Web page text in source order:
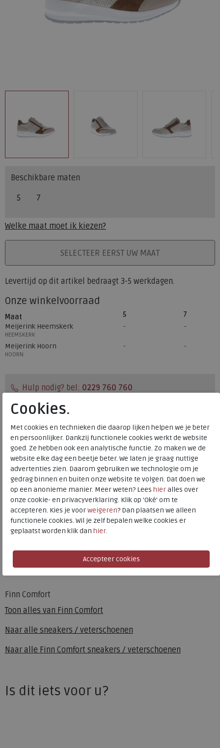
Finn Comfort
Toon alles van Finn Comfort
Naar alle sneakers / veterschoenen
Naar alle Finn Comfort sneakers / veterschoenen
Beschikbare maten
5 7
Welke maat moet ik kiezen?
PLAATS IN WINKELMANDSELECTEER EERST UW MAAT
Levertijd op dit artikel bedraagt 3-5 werkdagen.
Onze winkelvoorraad
Maat 5
7
Meijerink Heemskerk
HEEMSKERK
Meijerink Hoorn
HOORN
Hulp nodig? bel: 0229 760 760
Gratis verzending binnen Nederland*
Altijd retourneren, binnen 1 werkdag terugbetaald
Merk
Finn Comfort
Fabrikantcode
05067-902774
Bestelcode
234.29.000014
Materiaal
Leer en textiel
2.00 cm
Is dit iets voor u?
Cookies.
Met cookies en technieken die daarop lijken helpen we je beter
en persoonlijker. Dankzij functionele cookies werkt de website
goed. Ze hebben ook een analytische functie. Zo maken we de
website elke dag een beetje beter. We laten je graag nuttige
advertenties zien. Daarom gebruiken we technologie om je
gedrag binnen en buiten onze website te volgen. Dat doen we
op een anonieme manier. Meer weten? Lees hieralles over
onze cookie- en privacyverklaring. Klik op 'Oké' om te
accepteren. Kies je voorweigeren? Dan plaatsen we alleen
functionele cookies. Wil je zelf bepalen welke cookies er
geplaatst worden klik dan hier.